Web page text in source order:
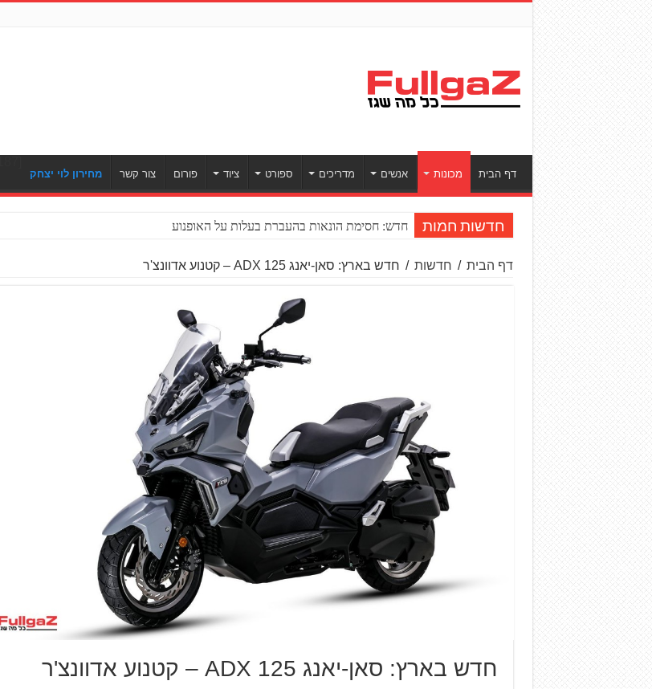
דף הבית מכונות אנשים מדריכים ספורט ציוד פורום צור קשר מחירון לוי יצחק
חדשות חמות חדש: חסימת הונאות בהעברת בעלות על האופנוע
דף הבית / חדשות / חדש בארץ: סאן-יאנג ADX 125 – קטנוע אדוונצ'ר
חדש בארץ: סאן-יאנג ADX 125 – קטנוע אדוונצ'ר